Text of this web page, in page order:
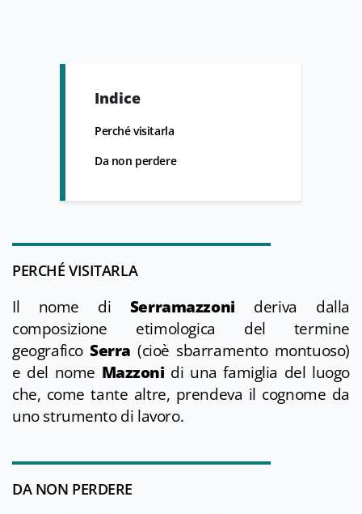
Indice
Perché visitarla
Da non perdere
PERCHÉ VISITARLA
Il nome di Serramazzoni deriva dalla
composizione etimologica del termine
geografico Serra (cioè sbarramento montuoso)
e del nome Mazzoni di una famiglia del luogo
che, come tante altre, prendeva il cognome da
uno strumento di lavoro.
DA NON PERDERE